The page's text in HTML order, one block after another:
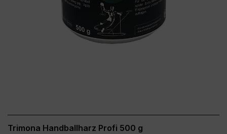
Trimona Handballharz Profi 500 g